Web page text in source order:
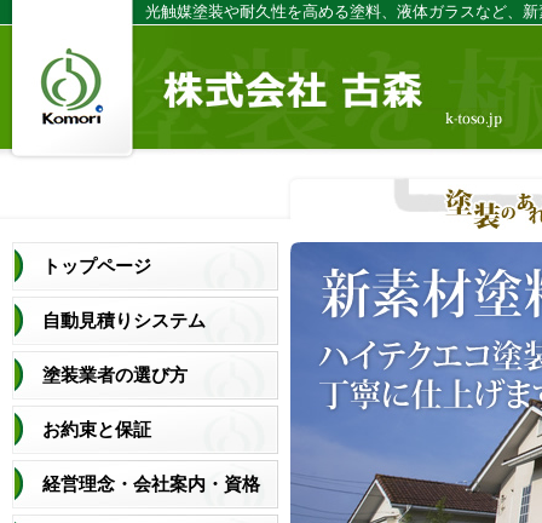
光触媒塗装や耐久性を高める塗料、液体ガラスなど、
トップページ
自動見積りシステム
塗装業者の選び方
お約束と保証
経営理念・会社案内・資格